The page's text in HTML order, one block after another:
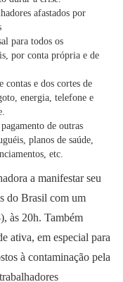
afastados por
para todos os
por conta própria e de
contas e dos cortes de
energia, telefone e
de outras
planos de saúde,
etc.
a manifestar seu
do Brasil com um
às 20h. Também
ativa, em especial para
à contaminação pela